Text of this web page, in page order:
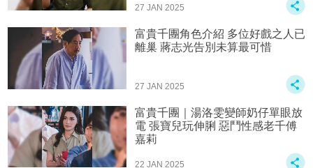
27 JAN 2025
富貴千團角色介紹 多位好戲之人已
離巢 蔣志光告別未算最可惜
27 JAN 2025
富貴千團｜湯洛雯變師奶仔單眼放
電 張寶兒玩伸脷 惡鬥性感老千傅
嘉莉
22 JAN 2025